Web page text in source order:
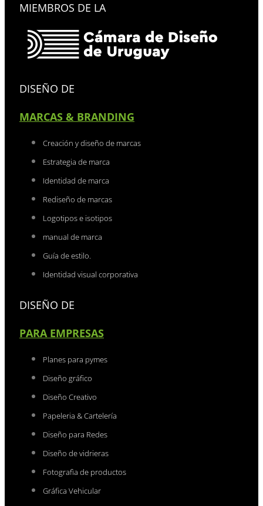
MIEMBROS DE LA
DISEÑO DE
MARCAS & BRANDING
Creación y diseño de marcas
Estrategia de marca
Identidad de marca
Rediseño de marcas
Logotipos e isotipos
manual de marca
Guía de estilo.
Identidad visual corporativa
DISEÑO DE
PARA EMPRESAS
Planes para pymes
Diseño gráfico
Diseño Creativo
Papeleria & Cartelería
Diseño para Redes
Diseño de vidrieras
Fotografìa de productos
Gráfica Vehicular